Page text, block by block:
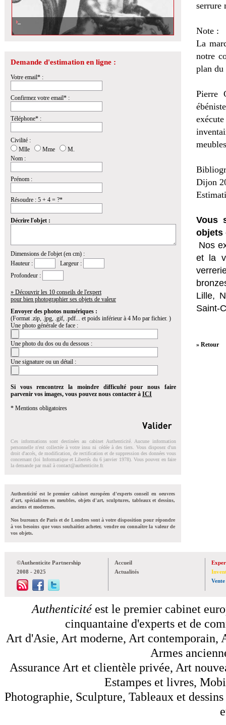
Demande d'estimation en ligne :
Votre email* :
Confirmez votre email* :
Téléphone* :
Civilité :
Mlle
Mme
M.
Nom :
Prénom :
Résoudre : 5 + 4 = ?*
Décrire l'objet :
Dimensions de l'objet (en cm) :
Hauteur :
Largeur :
Profondeur :
» Découvrir les 10 conseils de l'expert
pour bien photographier ses objets de valeur
Envoyer des photos numériques :
(Format .zip, .jpg, .gif, .pdf... et poids inférieur à 4 Mo par fichier. )
Une photo générale de face :
Une photo du dos ou du dessous :
Une signature ou un détail :
Si vous rencontrez la moindre difficulté pour nous faire
parvenir vos images, vous pouvez nous contacter à ICI
* Mentions obligatoires
Ces informations sont destinées au cabinet Authenticité. Aucune information
personnelle n'est collectée à votre insu ni cédée à des tiers. Vous disposez d'un
droit d'accés, de modification, de rectification et de suppression des données vous
concernant (loi Informatique et Libertés du 6 janvier 1978). Vous pouvez en faire
la demande par mail à contact@authenticite.fr.
Authenticité est le premier cabinet européen d'experts conseil en oeuvres
d'art, spécialistes en meubles, objets d'art, sculptures, tableaux et dessins,
anciens et modernes.
Nos bureaux de Paris et de Londres sont à votre disposition pour répondre
à vos besoins que vous souhaitiez acheter, vendre ou connaître la valeur de
vos objets.
serrure
Note :
La
notre
plan
Pierre
Dijon
Vous
objets
Nos
et la
Lille,
Saint-
» Retour
©Authenticite Partnership
2008 - 2025
Accueil
Actualités
Vente
Authenticitéest le premier cabinet
cinquantaine d'experts et de
Art d'Asie, Art moderne, Art contemporain,
Armes
Assurance Art et clientèle privée, Art
Estampes et livres,
Photographie, Sculpture, Tableaux et